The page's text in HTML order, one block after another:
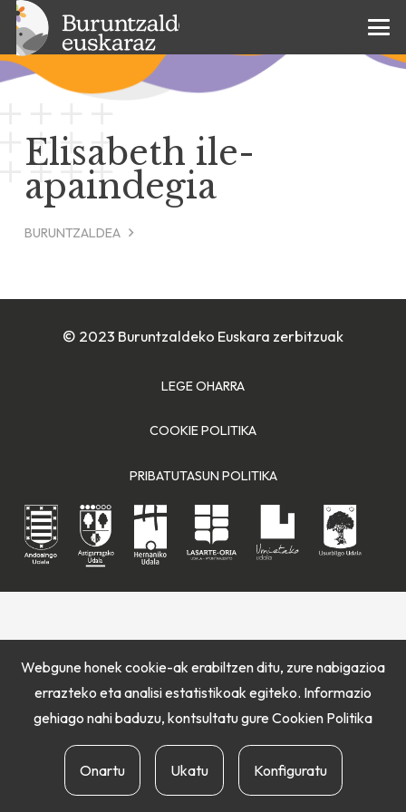
Elisabeth ile-
apaindegia
BURUNTZALDEA
© 2023 Buruntzaldeko Euskara zerbitzuak
LEGE OHARRA
COOKIE POLITIKA
PRIBATUTASUN POLITIKA
Webgune honek cookie-ak erabiltzen ditu, zure nabigazioa
errazteko eta analisi estatistikoak egiteko. Informazio
gehiago nahi baduzu, kontsultatu gure Cookien Politika
Onartu Ukatu Konfiguratu